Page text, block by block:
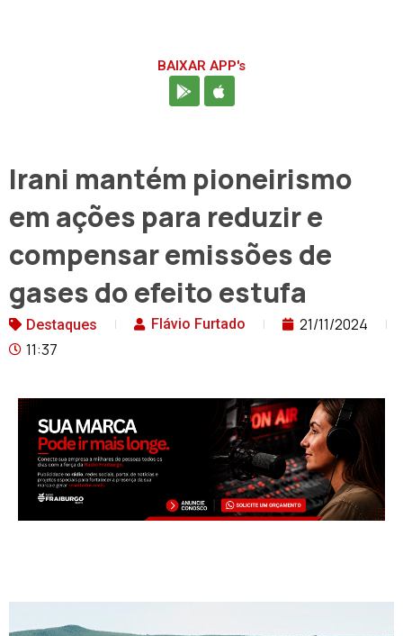
BAIXAR APP's
Irani mantém pioneirismo
em ações para reduzir e
compensar emissões de
gases do efeito estufa
Destaques Flávio Furtado
21/11/2024
11:37